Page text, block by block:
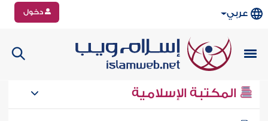
عربي دخول
المكتبة الإسلامية